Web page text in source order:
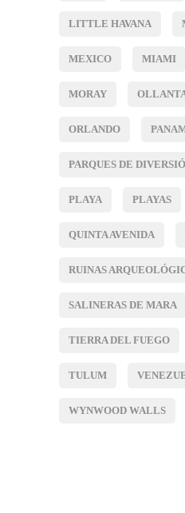
LITTLE HAVANA
MEXICO MIAMI
MORAY
ORLANDO
PARQUES DE
PLAYA PLAYAS
QUINTA AVENIDA
RUINAS
SALINERAS DE MARA
TIERRA DEL FUEGO
TULUM
WYNWOOD WALLS